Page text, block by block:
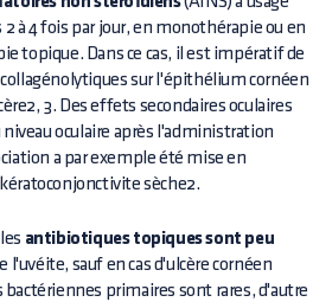
à 4 fois par jour, en monothérapie ou en
topique. Dans ce cas, il est impératif de
sur l'épithélium cornéen
3. Des effets secondaires oculaires
oculaire après l'administration
a par exemple été mise en
sèche2.
antibiotiques topiques sont peu
sauf en cas d'ulcère cornéen
bactériennes primaires sont rares, d'autre